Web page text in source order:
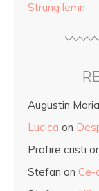
Strung lemn
Augustin
Lucica on
Profire cristi
Stefan on Ce-